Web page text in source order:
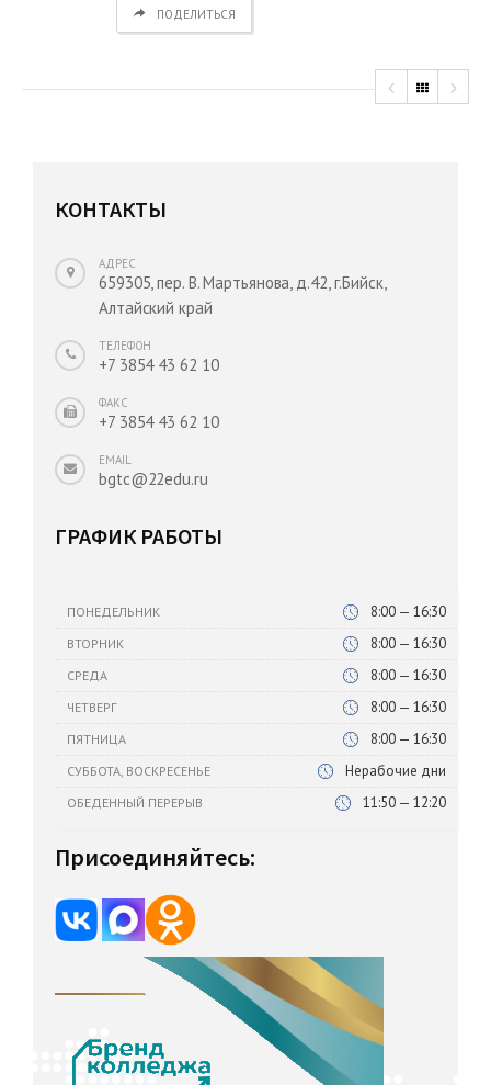
ПОДЕЛИТЬСЯ
КОНТАКТЫ
АДРЕС
659305, пер. В. Мартьянова, д.42, г.Бийск,
Алтайский край
ТЕЛЕФОН
+7 3854 43 62 10
ФАКС
+7 3854 43 62 10
EMAIL
bgtc@22edu.ru
ГРАФИК РАБОТЫ
ПОНЕДЕЛЬНИК 8:00 — 16:30
ВТОРНИК 8:00 — 16:30
СРЕДА 8:00 — 16:30
ЧЕТВЕРГ 8:00 — 16:30
ПЯТНИЦА 8:00 — 16:30
СУББОТА, ВОСКРЕСЕНЬЕ Нерабочие дни
ОБЕДЕННЫЙ ПЕРЕРЫВ 11:50 — 12:20
Присоединяйтесь: